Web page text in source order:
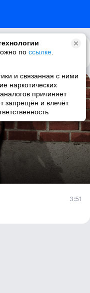
по ссылке
и связанная с ними
наркотических
причиняет
запрещён и влечёт
3:51